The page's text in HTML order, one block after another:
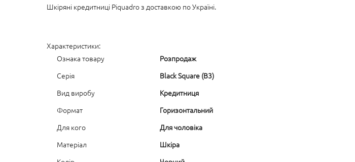
Шкіряні кредитниці Piquadro з доставкою по Україні.
Характеристики:
Ознака товару
Розпродаж
Серія
Black Square (B3)
Вид виробу
Кредитниця
Формат
Горизонтальний
Для кого
Для чоловіка
Матеріал
Шкіра